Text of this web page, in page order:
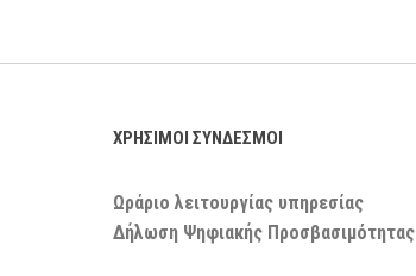
ΧΡΗΣΙΜΟΙ ΣΥΝΔΕΣΜΟΙ
Ωράριο λειτουργίας υπηρεσίας
Δήλωση Ψηφιακής Προσβασιμότητας